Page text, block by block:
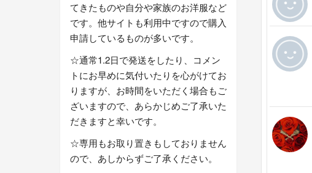
てきたものや自分や家族のお洋服など
です。他サイトも利用中ですので購入
申請しているものが多いです。
☆通常1.2日で発送をしたり、コメン
トにお早めに気付いたりを心がけてお
りますが、お時間をいただく場合もご
ざいますので、あらかじめご了承いた
だきますと幸いです。
☆専用もお取り置きもしておりません
ので、あしからずご了承ください。